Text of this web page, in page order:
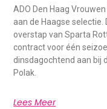
ADO Den Haag
aan de Haagse
overstap van Sparta
contract voor één
dinsdagochtend aan bij
Polak.
Lees Meer